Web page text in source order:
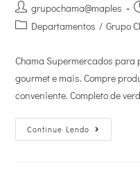
grupochama@maples
Departamentos / Grupo
Chama Supermercados
gourmet e mais. Compre
conveniente. Completo de
Continue Lendo